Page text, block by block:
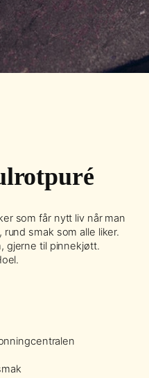
som får nytt liv når man
smak som alle liker.
gjerne til pinnekjøtt.